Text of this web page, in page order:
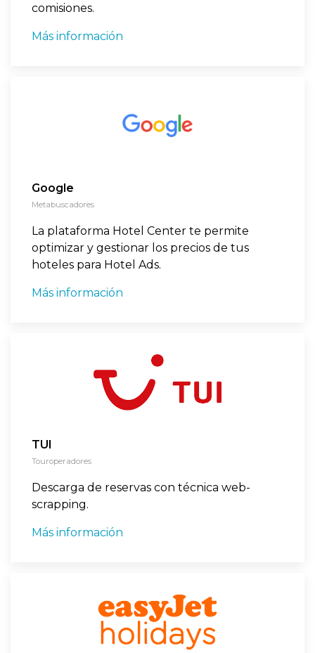
comisiones.
Más información
Google
Metabuscadores
La plataforma Hotel Center te permite
optimizar y gestionar los precios de tus
hoteles para Hotel Ads.
Más información
TUI
Touroperadores
Descarga de reservas con técnica web-
scrapping.
Más información